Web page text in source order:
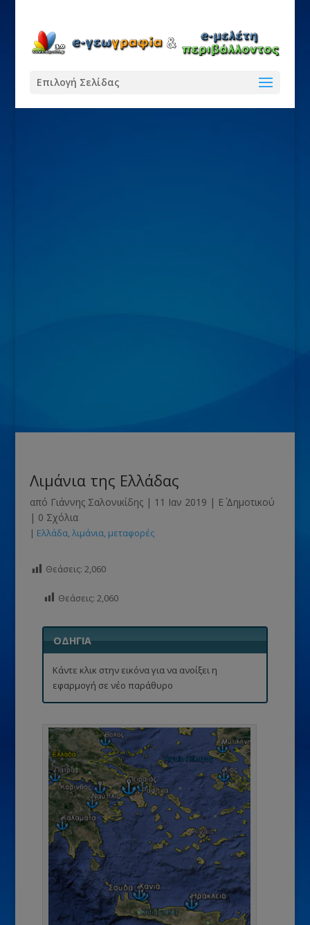
Επιλογή Σελίδας
Λιμάνια της Ελλάδας
από Γιάννης Σαλονικίδης| 11 Ιαν 2019 | Ε΄ Δημοτικού
| 0 Σχόλια
| Ελλάδα λιμάνια μεταφορές
Θεάσεις: 2,060
Θεάσεις: 2,060
ΟΔΗΓΙΑ
Κάντε κλικ στην εικόνα για να ανοίξει η
εφαρμογή σε νέο παράθυρο